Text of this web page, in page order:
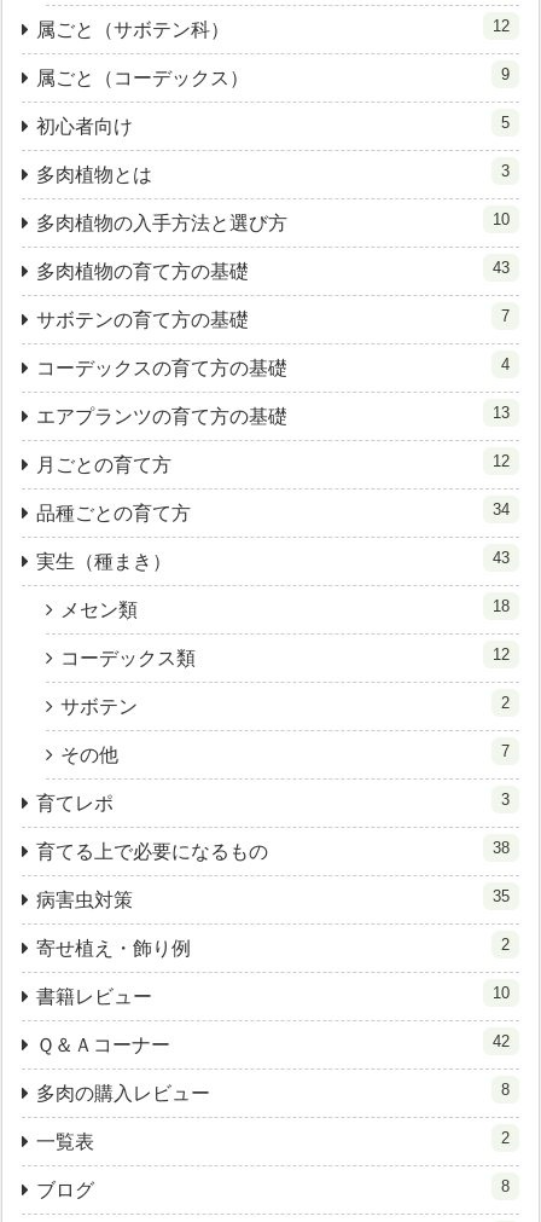
属ごと（サボテン科） 12
属ごと（コーデックス） 9
初心者向け 5
多肉植物とは 3
多肉植物の入手方法と選び方 10
多肉植物の育て方の基礎 43
サボテンの育て方の基礎 7
コーデックスの育て方の基礎 4
エアプランツの育て方の基礎 13
月ごとの育て方 12
品種ごとの育て方 34
実生（種まき） 43
メセン類 18
コーデックス類 12
サボテン 2
その他 7
育てレポ 3
育てる上で必要になるもの 38
病害虫対策 35
寄せ植え・飾り例 2
書籍レビュー 10
Ｑ＆Ａコーナー 42
多肉の購入レビュー 8
一覧表 2
ブログ 8